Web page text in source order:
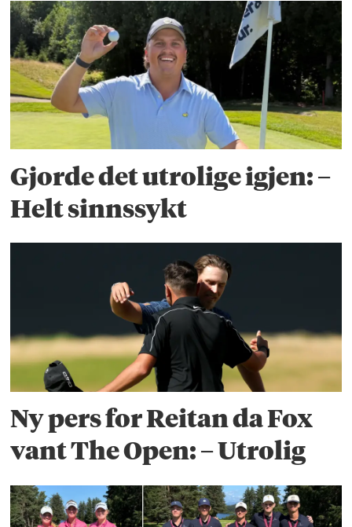
Gjorde det utrolige igjen: –
Helt sinnssykt
Ny pers for Reitan da Fox
vant The Open: – Utrolig